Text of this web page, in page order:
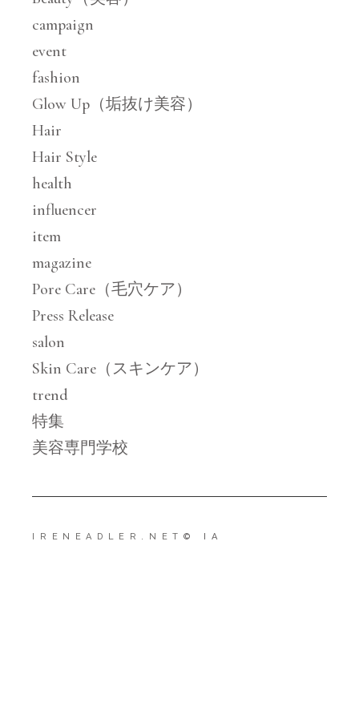
campaign
event
fashion
Glow Up（垢抜け美容）
Hair
Hair Style
health
influencer
item
magazine
Pore Care（毛穴ケア）
Press Release
salon
Skin Care（スキンケア）
trend
特集
美容専門学校
IRENEADLER.NET © IA